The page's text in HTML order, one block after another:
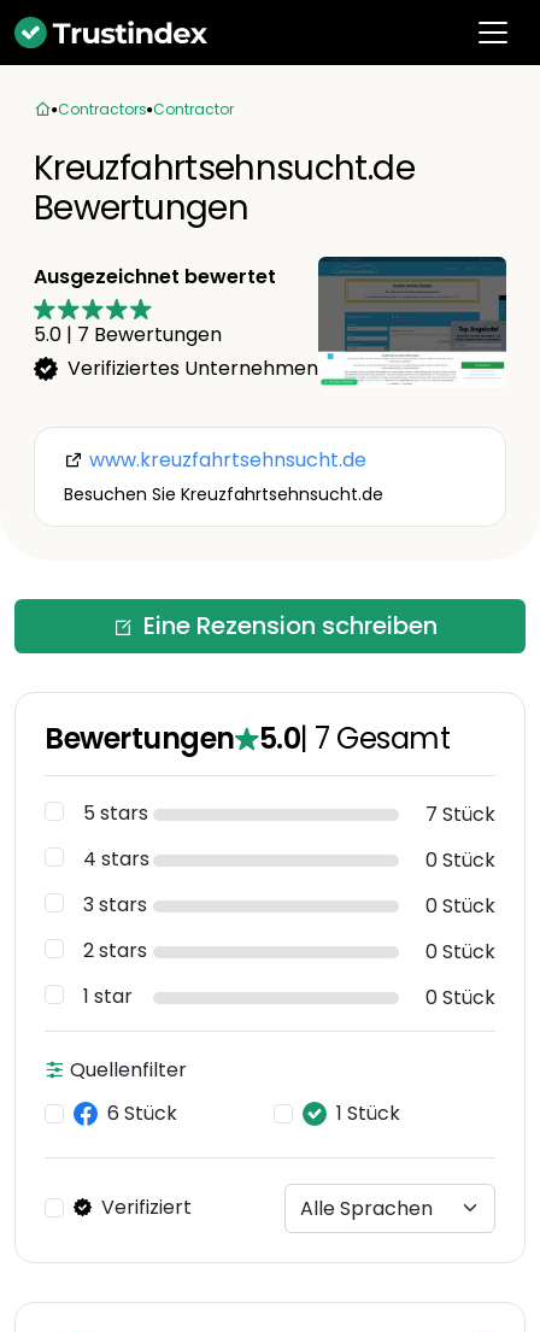
Contractors Contractor
Kreuzfahrtsehnsucht.de
Bewertungen
Ausgezeichnet bewertet
5.0 | 7 Bewertungen
Verifiziertes Unternehmen
www.kreuzfahrtsehnsucht.de
Besuchen Sie Kreuzfahrtsehnsucht.de
Eine Rezension schreiben
Bewertungen 5.0| 7 Gesamt
5 stars
7 Stück
4 stars
0 Stück
3 stars
0 Stück
2 stars
0 Stück
1 star
0 Stück
Quellenfilter
6 Stück
1 Stück
Verifiziert